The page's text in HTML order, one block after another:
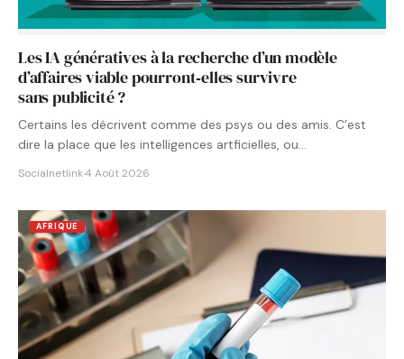
Les IA génératives à la recherche d’un modèle
d’affaires viable pourront‑elles survivre
sans publicité ?
Certains les décrivent comme des psys ou des amis. C’est
dire la place que les intelligences artficielles, ou…
Socialnetlink·4 Août 2026
AFRIQUE